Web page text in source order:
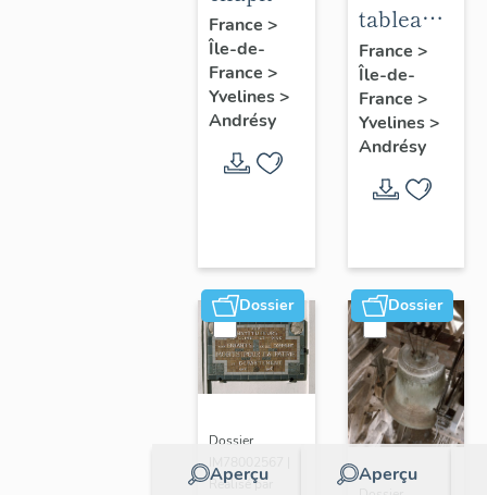
:
acrobate
France >
Île-de-
France >
Yvelines>
Andrésy
tableau :
Adoration
des
bergers
France >
Île-de-
France >
Yvelines>
Andrésy
Dossier
Aperçu
Dossier
Réalisé par
Dossier
Aperçu